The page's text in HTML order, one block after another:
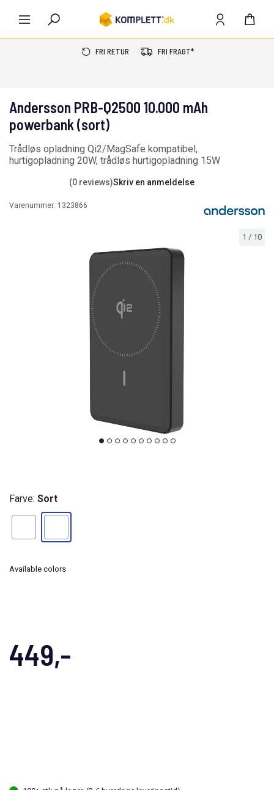
FRI RETUR FRI FRAGT*
1 / 10
Andersson PRB-Q2500 10.000 mAh
powerbank (sort)
Trådløs opladning Qi2/MagSafe kompatibel,
hurtigopladning 20W, trådløs hurtigopladning 15W
(0 reviews)Skriv en anmeldelse
Varenummer: 1323866
449,-
Farve: Sort
Available colors